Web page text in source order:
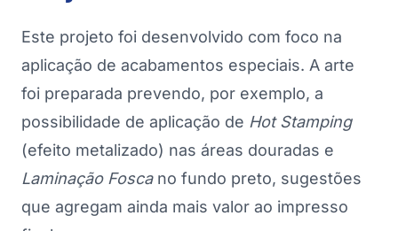
Este projeto foi desenvolvido com foco na
aplicação de acabamentos especiais. A arte
foi preparada prevendo, por exemplo, a
possibilidade de aplicação de Hot Stamping
(efeito metalizado) nas áreas douradas e
Laminação Foscano fundo preto, sugestões
que agregam ainda mais valor ao impresso